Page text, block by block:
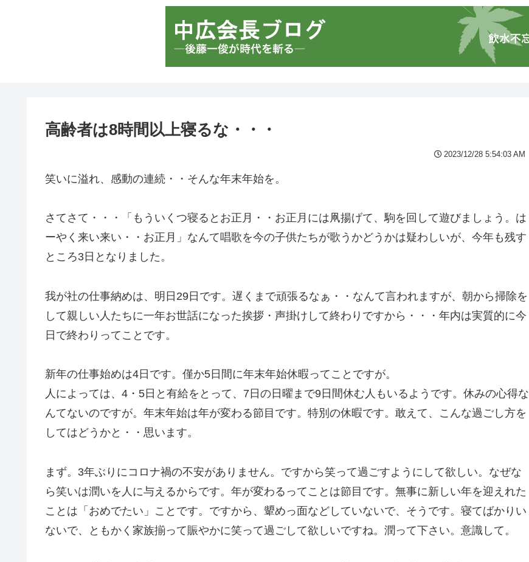
高齢者は8時間以上寝るな・・・
2023/12/28 5:54:03 AM
笑いに溢れ、感動の連続・・そんな年末年始を。
さてさて・・・「もういくつ寝るとお正月・・お正月には凧揚げて、駒を回して遊びましょう。は
ーやく来い来い・・お正月」なんて唱歌を今の子供たちが歌うかどうかは疑わしいが、今年も残す
ところ3日となりました。
我が社の仕事納めは、明日29日です。遅くまで頑張るなぁ・・なんて言われますが、朝から掃除を
して親しい人たちに一年お世話になった挨拶・声掛けして終わりですから・・・年内は実質的に今
日で終わりってことです。
新年の仕事始めは4日です。僅か5日間に年末年始休暇ってことですが。
人によっては、4・5日と有給をとって、7日の日曜まで9日間休む人もいるようです。休みの心得な
んてないのですが。年末年始は年が変わる節目です。特別の休暇です。敢えて、こんな過ごし方を
してはどうかと・・思います。
まず。3年ぶりにコロナ禍の不安がありません。ですから笑って過ごすようにして欲しい。なぜな
ら笑いは潤いを人に与えるからです。年が変わるってことは節目です。無事に新しい年を迎えれた
ことは「おめでたい」ことです。ですから、顰めっ面などしていないで、そうです。寝てばかりい
ないで、ともかく家族揃って賑やかに笑って過ごして欲しいですね。潤って下さい。意識して。